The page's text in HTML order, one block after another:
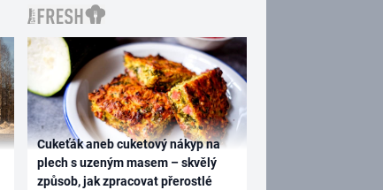
Cukeťák aneb cuketový nákyp na
plech s uzeným masem – skvělý
způsob, jak zpracovat přerostlé